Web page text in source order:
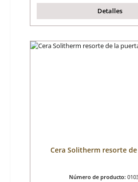
Detalles
Cera Solitherm resorte
Número de producto: